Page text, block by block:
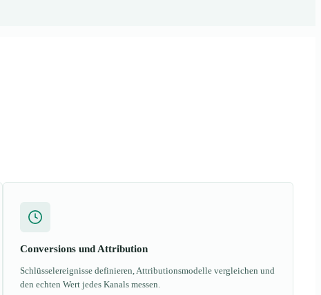
Conversions und Attribution
Schlüsselereignisse definieren, Attributionsmodelle vergleichen und
den echten Wert jedes Kanals messen.